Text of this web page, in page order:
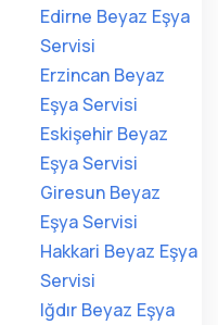
Edirne Beyaz Eşya
Servisi
Erzincan Beyaz
Eşya Servisi
Eskişehir Beyaz
Eşya Servisi
Giresun Beyaz
Eşya Servisi
Hakkari Beyaz Eşya
Servisi
Iğdır Beyaz Eşya